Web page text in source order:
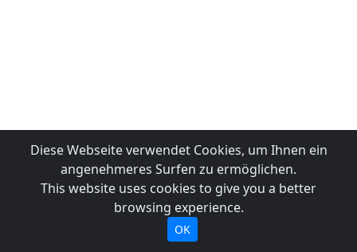
Diese Webseite verwendet Cookies, um Ihnen ein
angenehmeres Surfen zu ermöglichen.
This website uses cookies to give you a better
browsing experience.
OK